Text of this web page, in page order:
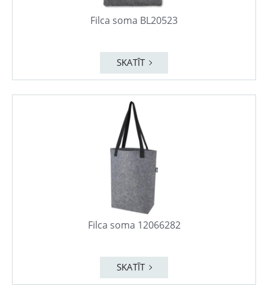
Filca soma BL20523
SKATĪT
Filca soma 12066282
SKATĪT